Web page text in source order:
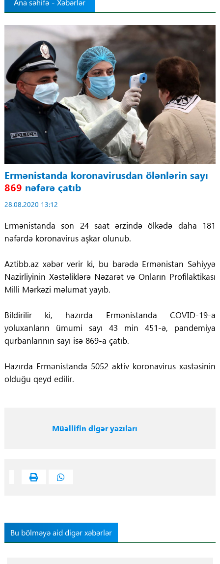
Ana səhifə - Xəbərlər
Ermənistanda koronavirusdan ölənlərin sayı
869 nəfərə çatıb
28.08.2020 13:12
Ermənistanda son 24 saat ərzində ölkədə daha 181
nəfərdə koronavirus aşkar olunub.
Aztibb.az xəbər verir ki, bu barədə Ermənistan Səhiyyə
Nazirliyinin Xəstəliklərə Nəzarət və Onların Profilaktikası
Milli Mərkəzi məlumat yayıb.
Bildirilir ki, hazırda Ermənistanda COVID-19-a
yoluxanların ümumi sayı 43 min 451-ə, pandemiya
qurbanlarının sayı isə 869-a çatıb.
Hazırda Ermənistanda 5052 aktiv koronavirus xəstəsinin
olduğu qeyd edilir.
Müəllifin digər yazıları
Bu bölməyə aid digər xəbərlər
Regionlar
Elanlar
Gündəm
Tibbi maarifləndirmə
Mühüm hadisələr
ÜST